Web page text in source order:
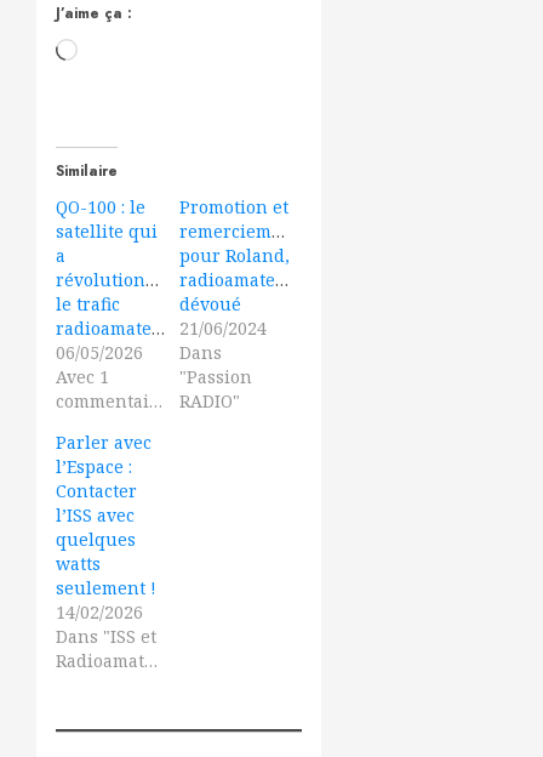
J’aime ça :
Chargement…
Similaire
QO-100 : le
satellite qui
a
révolutionné
le trafic
radioamateur
06/05/2026
Avec 1
commentaire
Promotion et
remerciements
pour Roland,
radioamateur
dévoué
21/06/2024
Dans
"Passion
RADIO"
Parler avec
l’Espace :
Contacter
l’ISS avec
quelques
watts
seulement !
14/02/2026
Dans "ISS et
Radioamateurs"